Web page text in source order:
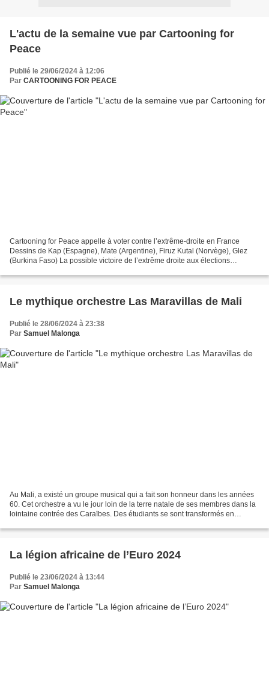
L'actu de la semaine vue par Cartooning for
Peace
Publié le 29/06/2024 à 12:06
Par CARTOONING FOR PEACE
Cartooning for Peace appelle à voter contre l’extrême-droite en France
Dessins de Kap (Espagne), Mate (Argentine), Firuz Kutal (Norvège), Glez
(Burkina Faso) La possible victoire de l’extrême droite aux élections
Le mythique orchestre Las Maravillas de Mali
Publié le 28/06/2024 à 23:38
Par Samuel Malonga
Au Mali, a existé un groupe musical qui a fait son honneur dans les années
60. Cet orchestre a vu le jour loin de la terre natale de ses membres dans la
lointaine contrée des Caraïbes. Des étudiants se sont transformés en
La légion africaine de l’Euro 2024
Publié le 23/06/2024 à 13:44
Par Samuel Malonga